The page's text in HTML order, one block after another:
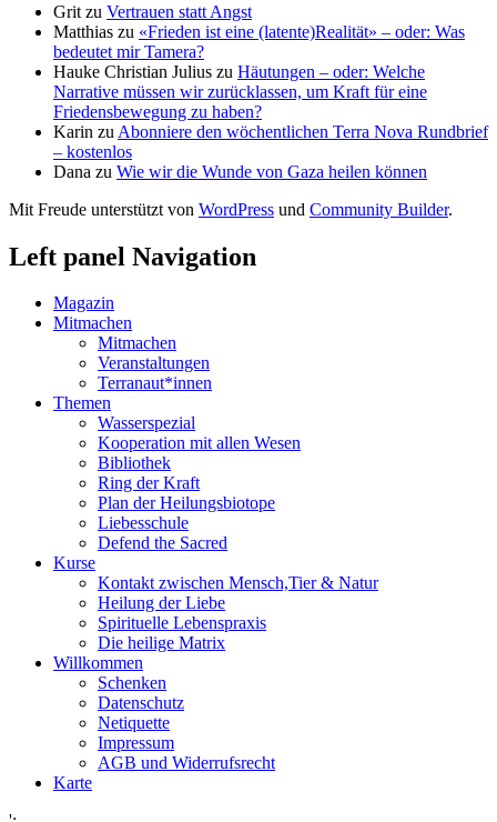
Grit zu Vertrauen statt Angst
Matthias zu «Frieden ist eine (latente)Realität» – oder: Was
bedeutet mir Tamera?
Hauke Christian Julius zu Häutungen – oder: Welche
Narrative müssen wir zurücklassen, um Kraft für eine
Friedensbewegung zu haben?
Karin zu Abonniere den wöchentlichen Terra Nova Rundbrief
– kostenlos
Dana zu Wie wir die Wunde von Gaza heilen können
Mit Freude unterstützt von WordPress und Community Builder.
Left panel Navigation
Magazin
Mitmachen
Mitmachen
Veranstaltungen
Terranaut*innen
Themen
Wasserspezial
Kooperation mit allen Wesen
Bibliothek
Ring der Kraft
Plan der Heilungsbiotope
Liebesschule
Defend the Sacred
Kurse
Kontakt zwischen Mensch,Tier & Natur
Heilung der Liebe
Spirituelle Lebenspraxis
Die heilige Matrix
Willkommen
Schenken
Datenschutz
Netiquette
Impressum
AGB und Widerrufsrecht
Karte